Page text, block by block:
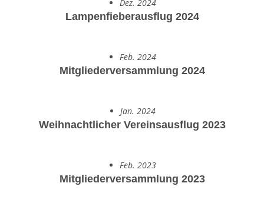
Dez. 2024
Lampenfieberausflug 2024
Feb. 2024
Mitgliederversammlung 2024
Jan. 2024
Weihnachtlicher Vereinsausflug 2023
Feb. 2023
Mitgliederversammlung 2023